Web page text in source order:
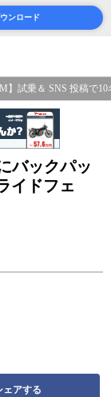
ンロード
】試乗＆ SNS 投稿で
バックパッ
イドフェ
ェアする